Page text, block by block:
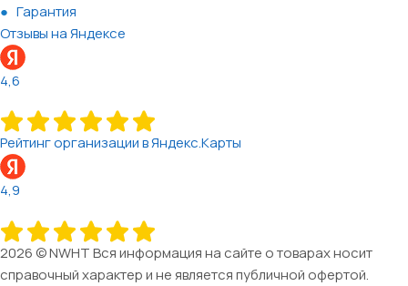
Гарантия
Отзывы на Яндексе
4,6
Рейтинг организации в Яндекс.Карты
4,9
2026 © NWHT Вся информация на сайте о товарах носит
справочный характер и не является публичной офертой.